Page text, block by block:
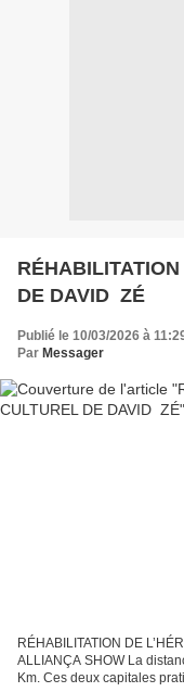
DE DAVID ZÉ
Publié le 10/03/2026 à
Par Messager
RÉHABILITATION DE
ALLIANÇA SHOW La
Km. Ces deux capitales